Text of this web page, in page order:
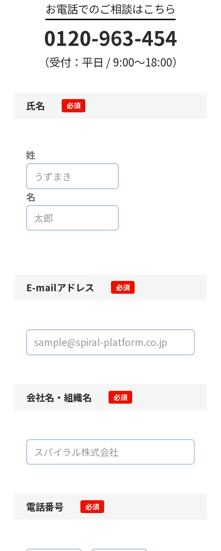
お電話でのご相談はこちら
0120-963-454
（受付：平日 / 9:00〜18:00）
氏名 必須
姓
名
E-mailアドレス 必須
会社名・組織名 必須
電話番号 必須